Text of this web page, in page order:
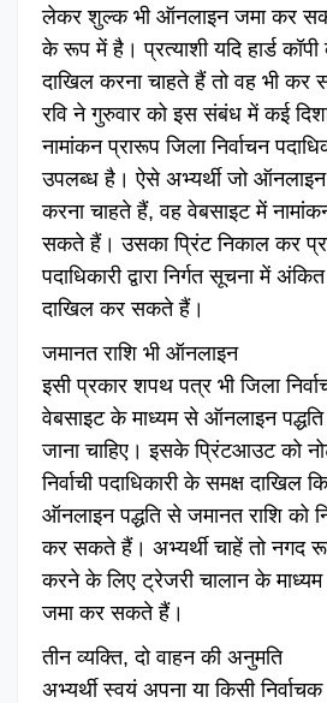
लेकर शुल्क भी ऑनलाइन जमा कर
के रूप में है। प्रत्याशी यदि हार्ड
दाखिल करना चाहते हैं तो वह भी कर
रवि ने गुरुवार को इस संबंध में कई
नामांकन प्रारूप जिला निर्वाचन
उपलब्ध है। ऐसे अभ्यर्थी जो ऑनलाइन
करना चाहते हैं, वह वेबसाइट में
सकते हैं। उसका प्रिंट निकाल कर
पदाधिकारी द्वारा निर्गत सूचना में
दाखिल कर सकते हैं।
जमानत राशि भी ऑनलाइन
इसी प्रकार शपथ पत्र भी जिला
वेबसाइट के माध्यम से ऑनलाइन पद्धति
जाना चाहिए। इसके प्रिंटआउट को
निर्वाची पदाधिकारी के समक्ष दाखिल
ऑनलाइन पद्धति से जमानत राशि को
कर सकते हैं। अभ्यर्थी चाहें तो नगद
करने के लिए ट्रेजरी चालान के माध्यम
जमा कर सकते हैं।
तीन व्यक्ति, दो वाहन की अनुमति
अभ्यर्थी स्वयं अपना या किसी